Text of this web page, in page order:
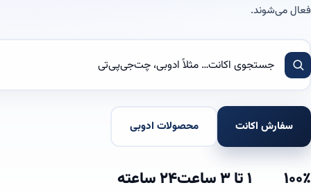
فعال می‌شوند.
سفارش اکانت محصولات ادوبی
۱۰۰٪ ۱ تا ۳ ساعت ۲۴ ساعته